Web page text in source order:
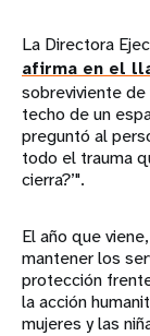
La Directora
afirma en el
sobreviviente
techo de un
preguntó al
todo el trauma
cierra?’".
El año que
mantener los
protección
la acción
mujeres y las